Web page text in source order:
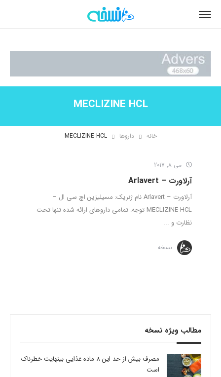
MECLIZINE HCL
خانه داروها MECLIZINE HCL
می 8, 2017
آرلاورت – Arlavert
آرلاورت – Arlavert نام ژنریک: مسیلیزین اچ سی ال –
MECLIZINE HCL توجه: تمامی داروهای ارائه شده تنها تحت
نظارت و ...
نسخه
مطالب ویژه نسخه
مصرف بیش از حد این 8 ماده غذایی بینهایت خطرناک
است